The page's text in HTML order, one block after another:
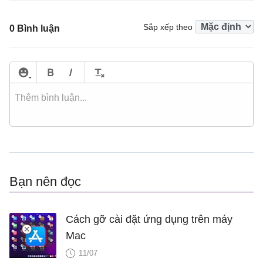
0 Bình luận Sắp xếp theo
Bạn nên đọc
Cách gỡ cài đặt ứng dụng trên máy
Mac
11/07